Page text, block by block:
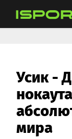
Усик -
мира